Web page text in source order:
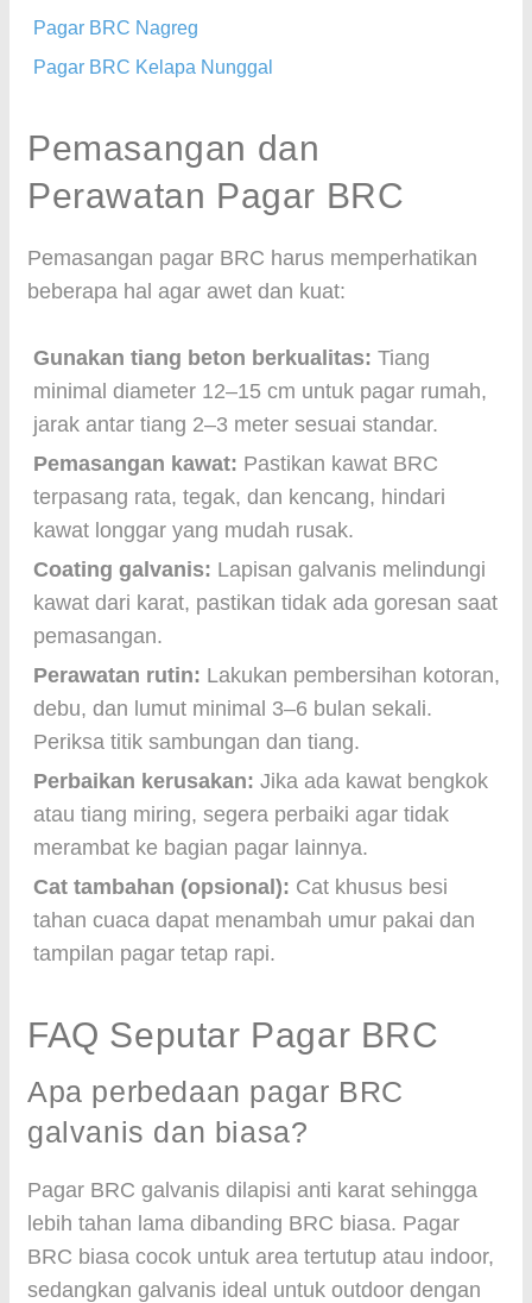
Pagar BRC Nagreg
Pagar BRC Kelapa Nunggal
Pemasangan dan
Perawatan Pagar BRC
Pemasangan pagar BRC harus memperhatikan
beberapa hal agar awet dan kuat:
Gunakan tiang beton berkualitas: Tiang
minimal diameter 12–15 cm untuk pagar rumah,
jarak antar tiang 2–3 meter sesuai standar.
Pemasangan kawat: Pastikan kawat BRC
terpasang rata, tegak, dan kencang, hindari
kawat longgar yang mudah rusak.
Coating galvanis: Lapisan galvanis melindungi
kawat dari karat, pastikan tidak ada goresan saat
pemasangan.
Perawatan rutin: Lakukan pembersihan kotoran,
debu, dan lumut minimal 3–6 bulan sekali.
Periksa titik sambungan dan tiang.
Perbaikan kerusakan: Jika ada kawat bengkok
atau tiang miring, segera perbaiki agar tidak
merambat ke bagian pagar lainnya.
Cat tambahan (opsional): Cat khusus besi
tahan cuaca dapat menambah umur pakai dan
tampilan pagar tetap rapi.
FAQ Seputar Pagar BRC
Apa perbedaan pagar BRC
galvanis dan biasa?
Pagar BRC galvanis dilapisi anti karat sehingga
lebih tahan lama dibanding BRC biasa. Pagar
BRC biasa cocok untuk area tertutup atau indoor,
sedangkan galvanis ideal untuk outdoor dengan